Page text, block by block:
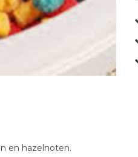
en hazelnoten.